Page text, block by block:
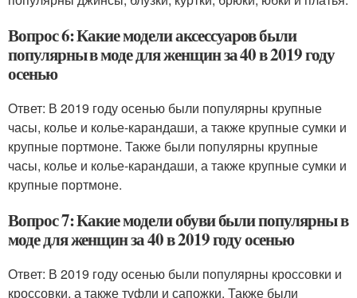
Вопрос 6: Какие модели аксессуаров были
популярны в моде для женщин за 40 в 2019 году
осенью
Ответ: В 2019 году осенью были популярны крупные
часы, колье и колье-карандаши, а также крупные сумки и
крупные портмоне. Также были популярны крупные
часы, колье и колье-карандаши, а также крупные сумки и
крупные портмоне.
Вопрос 7: Какие модели обуви были популярны в
моде для женщин за 40 в 2019 году осенью
Ответ: В 2019 году осенью были популярны кроссовки и
кроссовки, а также туфли и сапожки. Также были